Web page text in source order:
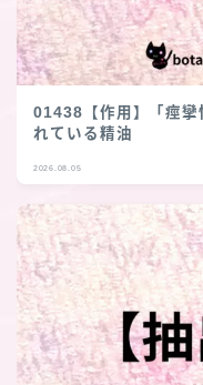
01438【作用】「痙攣
れている精油
2026.08.05